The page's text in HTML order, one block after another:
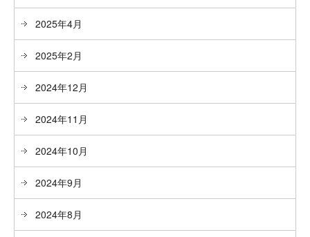
2025年4月
2025年2月
2024年12月
2024年11月
2024年10月
2024年9月
2024年8月